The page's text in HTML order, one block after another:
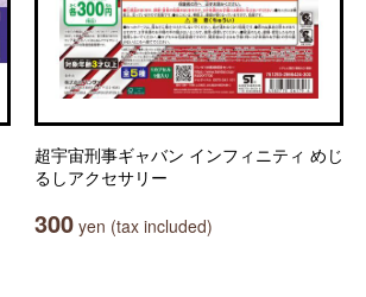
超宇宙刑事ギャバン インフィニティ めじ
るしアクセサリー
300 yen (tax included)